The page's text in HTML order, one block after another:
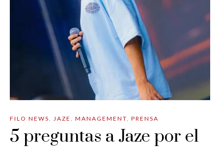
FILO NEWS, JAZE , MANAGEMENT, PRENSA
5 preguntas a Jaze por el